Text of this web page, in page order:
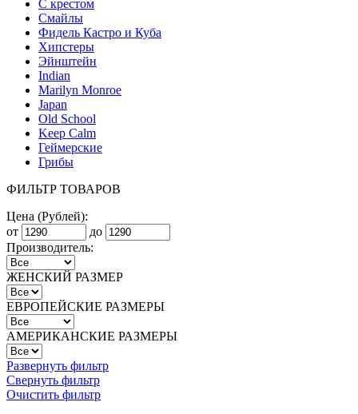
С крестом
Смайлы
Фидель Кастро и Куба
Хипстеры
Эйнштейн
Indian
Marilyn Monroe
Japan
Old School
Keep Calm
Геймерские
Грибы
ФИЛЬТР ТОВАРОВ
Цена (Рублей):
от
до
Производитель:
ЖЕНСКИЙ РАЗМЕР
ЕВРОПЕЙСКИЕ РАЗМЕРЫ
АМЕРИКАНСКИЕ РАЗМЕРЫ
Развернуть фильтр
Свернуть фильтр
Очистить фильтр